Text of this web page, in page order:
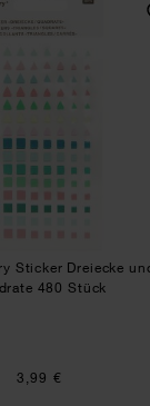
Sticker Dreiecke
480 Stück
3,99 €